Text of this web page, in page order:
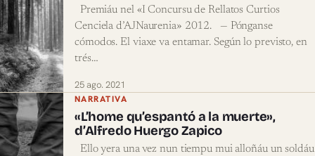
Premiáu nel «I Concursu de Rellatos Curtios
Cenciela d’AJNaurenia» 2012. — Pónganse
cómodos. El viaxe va entamar. Según lo previsto, en
trés…
25 ago. 2021
NARRATIVA
«L’home qu’espantó a la muerte»,
d’Alfredo Huergo Zapico
Ello yera una vez nun tiempu mui alloñáu un soldáu